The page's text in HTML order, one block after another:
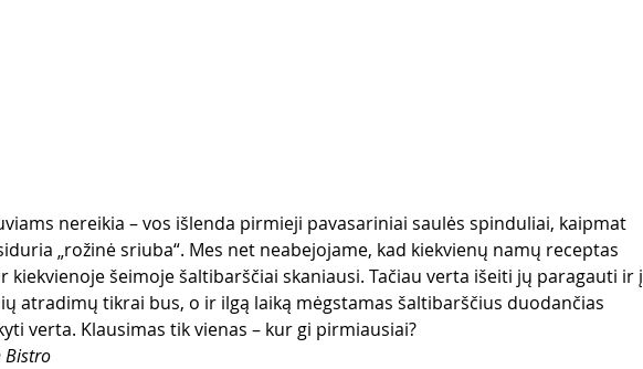
nereikia – vos išlenda pirmieji pavasariniai saulės spinduliai, kaipmat
„rožinė sriuba“. Mes net neabejojame, kad kiekvienų namų receptas
kiekvienoje šeimoje šaltibarščiai skaniausi. Tačiau verta išeiti jų paragauti ir į
atradimų tikrai bus, o ir ilgą laiką mėgstamas šaltibarščius duodančias
verta. Klausimas tik vienas – kur gi pirmiausiai?
Bistro